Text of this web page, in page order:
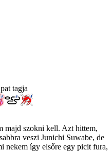
tagja
majd szokni kell. Azt hittem,
veszi Junichi Suwabe, de
nekem így elsőre egy picit fura,